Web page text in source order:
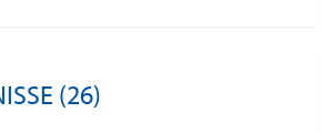
(26)